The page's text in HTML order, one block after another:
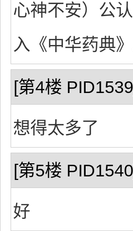
心神不安）公
入《中华药典》
[第4楼
想得太多了
[第5楼
好